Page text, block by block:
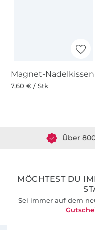
Magnet-Nadelkissen
7,60 € / Stk
MÖCHTEST DU
Sei immer auf dem